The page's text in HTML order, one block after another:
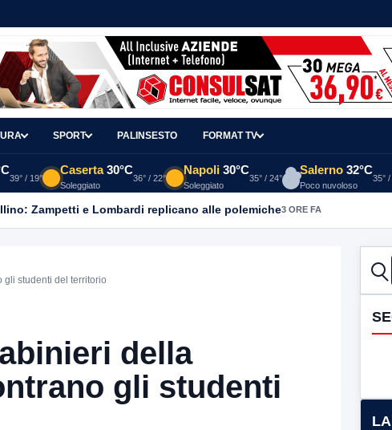
SPORT PALINSESTO FORMAT TV
39° / 19°
Caserta 30°C
Soleggiato
36° / 22°
Napoli 30°C
Soleggiato
35° / 24°
Salerno 32°C
Poco nuvoloso
35° /
Zampetti e Lombardi replicano alle polemiche3 ORE FA
studenti del territorio
della
gli studenti